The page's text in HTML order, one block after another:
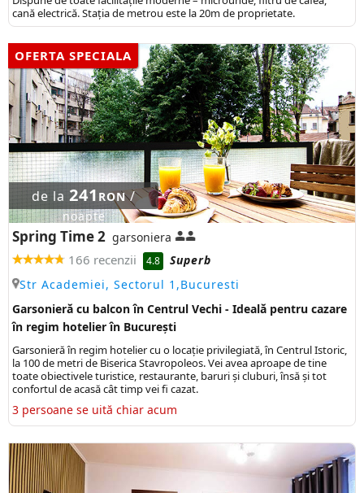
cană electrică. Stația de metrou este la 20m de proprietate.
OFERTA SPECIALA
de la 241 RON/
noapte
Spring Time 2 garsoniera
166 recenzii 4.8
Superb
Str Academiei, Sectorul 1,Bucuresti
Garsonieră cu balcon în Centrul Vechi - Ideală pentru cazare
în regim hotelier în București
Garsonieră în regim hotelier cu o locație privilegiată, în Centrul Istoric,
la 100 de metri de Biserica Stavropoleos. Vei avea aproape de tine
toate obiectivele turistice, restaurante, baruri și cluburi, însă și tot
confortul de acasă cât timp vei fi cazat.
3 persoane se uită chiar acum